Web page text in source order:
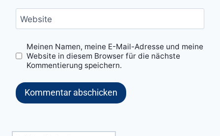
Website
Meinen Namen, meine E-Mail-Adresse und meine
Website in diesem Browser für die nächste
Kommentierung speichern.
Suchen